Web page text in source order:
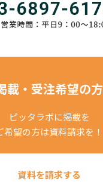
載・受注希望の方
ピッタラボに掲載を
希望の方は資料請求を！
資料を請求する